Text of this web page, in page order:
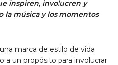
inspiren, involucren y
la música y los momentos
marca de estilo de vida
a un propósito para involucrar